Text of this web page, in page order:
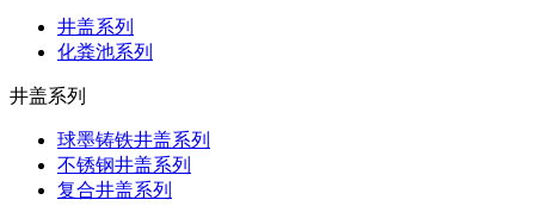
井盖系列
化粪池系列
井盖系列
球墨铸铁井盖系列
不锈钢井盖系列
复合井盖系列